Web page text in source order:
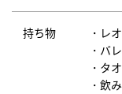
持ち物
・レ
・バ
・タ
・飲